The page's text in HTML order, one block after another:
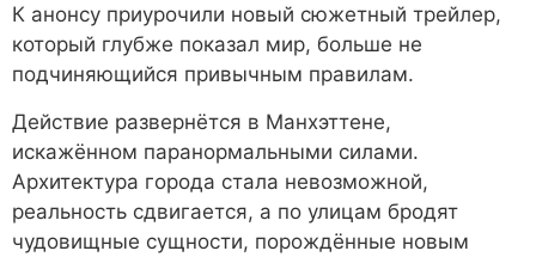
К анонсу приурочили новый сюжетный трейлер,
который глубже показал мир, больше не
подчиняющийся привычным правилам.
Действие развернётся в Манхэттене,
искажённом паранормальными силами.
Архитектура города стала невозможной,
реальность сдвигается, а по улицам бродят
чудовищные сущности, порождённые новым